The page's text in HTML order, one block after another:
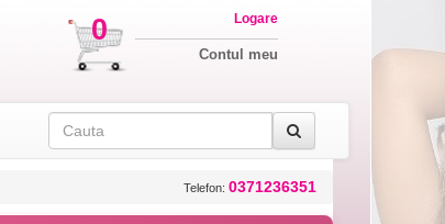
0 Logare
Contul meu
Telefon: 0371236351